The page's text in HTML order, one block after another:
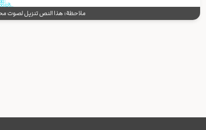
ملاحظة: هذا النص تنزيل لصوت